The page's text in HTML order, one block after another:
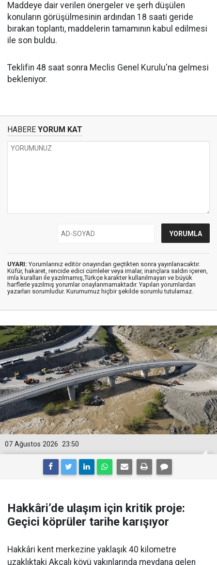
Maddeye dair verilen önergeler ve şerh düşülen
konuların görüşülmesinin ardından 18 saati geride
bırakan toplantı, maddelerin tamamının kabul edilmesi
ile son buldu.
Teklifin 48 saat sonra Meclis Genel Kurulu'na gelmesi
bekleniyor.
HABERE YORUM KAT
UYARI: Yorumlarınız editör onayından geçtikten sonra yayınlanacaktır.
Küfür, hakaret, rencide edici cümleler veya imalar, inançlara saldırı içeren,
imla kuralları ile yazılmamış,Türkçe karakter kullanılmayan ve büyük
harflerle yazılmış yorumlar onaylanmamaktadır. Yapılan yorumlardan
yazarları sorumludur. Kurumumuz hiçbir şekilde sorumlu tutulamaz.
23:50
07 Ağustos 2026
Hakkâri’de ulaşım için kritik proje:
Geçici köprüler tarihe karışıyor
Hakkâri kent merkezine yaklaşık 40 kilometre
uzaklıktaki Akçalı köyü yakınlarında meydana gelen